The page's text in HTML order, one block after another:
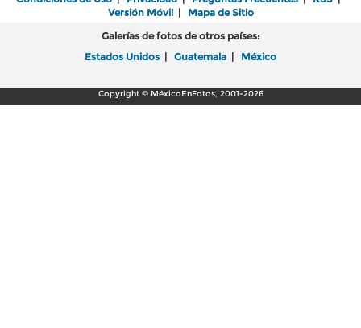
Versión Móvil| Mapa de Sitio
Galerías de fotos de otros países:
Estados Unidos | Guatemala | México
Copyright © MéxicoEnFotos, 2001-2026